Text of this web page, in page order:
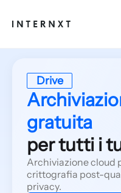
Drive
gratuita
per tutti i
Archiviazione cloud
crittografia post-
privacy.